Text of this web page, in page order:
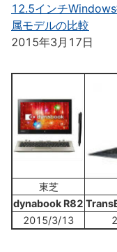
12.5インチ
属モデルの比較
2015年3月17日
東芝
dynabook R82
2015/3/13